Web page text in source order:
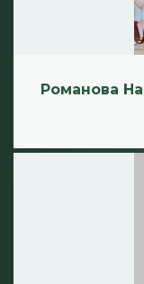
Романова